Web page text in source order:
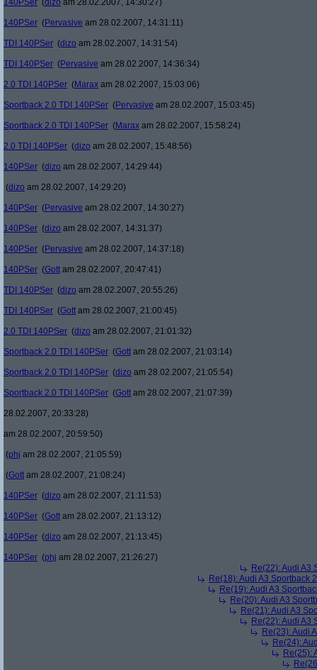
140PSer (dizo am 28.02.2007, 14:30:27)
140PSer (Pervasive am 28.02.2007, 14:31:11)
TDI 140PSer (dizo am 28.02.2007, 14:31:54)
TDI 140PSer (Pervasive am 28.02.2007, 14:36:34)
2.0 TDI 140PSer (Marax am 28.02.2007, 15:03:06)
Sportback 2.0 TDI 140PSer (Pervasive am 28.02.2007, 15:03:45)
Sportback 2.0 TDI 140PSer (Marax am 28.02.2007, 15:58:24)
2.0 TDI 140PSer (dizo am 28.02.2007, 15:48:56)
140PSer (dizo am 28.02.2007, 14:29:44)
(dizo am 28.02.2007, 14:29:20)
140PSer (Pervasive am 28.02.2007, 14:30:27)
140PSer (dizo am 28.02.2007, 14:31:37)
140PSer (Pervasive am 28.02.2007, 14:37:18)
140PSer (Gott am 28.02.2007, 20:47:41)
TDI 140PSer (dizo am 28.02.2007, 20:55:26)
TDI 140PSer (Gott am 28.02.2007, 21:00:45)
2.0 TDI 140PSer (dizo am 28.02.2007, 21:01:32)
Sportback 2.0 TDI 140PSer (Gott am 28.02.2007, 21:03:14)
Sportback 2.0 TDI 140PSer (dizo am 28.02.2007, 21:05:54)
Sportback 2.0 TDI 140PSer (Gott am 28.02.2007, 21:07:39)
28.02.2007, 20:33:28)
am 28.02.2007, 20:59:50)
(phj am 28.02.2007, 21:05:59)
(Gott am 28.02.2007, 21:08:24)
140PSer (dizo am 28.02.2007, 21:11:53)
140PSer (Gott am 28.02.2007, 21:13:12)
140PSer (dizo am 28.02.2007, 21:13:45)
140PSer (phj am 28.02.2007, 21:26:27)
Re(22): Audi A3
Re(18): Audi A3 Sportback
Re(19): Audi A3
Re(20): Audi A3
Re(21): Audi A3
Re(22): Audi A3
Re(23): Audi
Re(24):
Re(25):